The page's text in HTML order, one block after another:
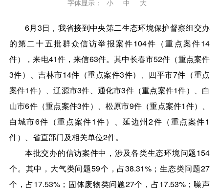
字体显示：
小 中 大
6月3日，我省接到中央第二生态环境保护督察组交办
的第二十五批群众信访举报案件104件（重点案件14
件），来电41件，来信63件。其中长春市52件（重点案件
3件）、吉林市14件（重点案件3件）、四平市7件（重点
案件1件）、辽源市3件、通化市3件（重点案件1件）、白
山市6件（重点案件3件）、松原市9件（重点案件1件）、
白城市6件（重点案件1件）、延边州2件（重点案件1
件）、省直部门及相关单位2件。
本批交办的信访案件中，涉及各类生态环境问题154
个。其中，大气类问题59个，占38.31%；生态类问题27
个，占17.53%；固体废物类问题27个，占17.53%；噪声